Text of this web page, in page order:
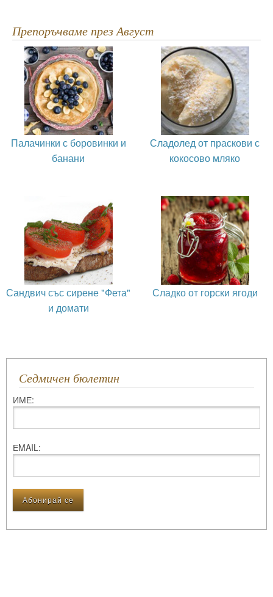
Препоръчваме през Август
Палачинки с боровинки и
банани
Сладолед от праскови с
кокосово мляко
Сандвич със сирене "Фета"
и домати
Сладко от горски ягоди
Седмичен бюлетин
ИМЕ:
ЕMAIL: